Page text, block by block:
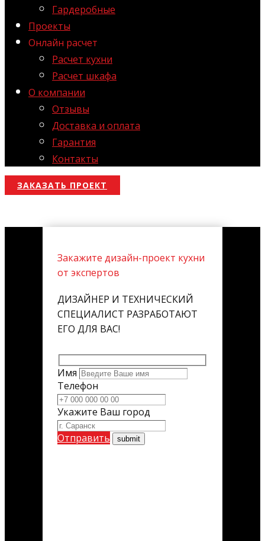
Гардеробные
Проекты
Онлайн расчет
Расчет кухни
Расчет шкафа
О компании
Отзывы
Доставка и оплата
Гарантия
Контакты
ЗАКАЗАТЬ ПРОЕКТ
Закажите дизайн-проект кухни
от экспертов
ДИЗАЙНЕР И ТЕХНИЧЕСКИЙ
СПЕЦИАЛИСТ РАЗРАБОТАЮТ
ЕГО ДЛЯ ВАС!
Имя
Телефон
Укажите Ваш город
Отправить